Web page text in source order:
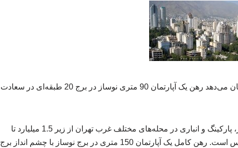
بررسی بازار مسکن غرب تهران در بهمن ماه نشان می‌دهد رهن یک آپارتمان 90 متری نوساز در برج 20 طبقه‌ای در سعادت
فرارو نوشت: آپارتمان‌ نوساز با امکانات آسانسور، پارکینگ و انباری در محله‌های مختلف غرب تهران از زیر 1.5 میلیارد تا
بالای 30 میلیارد تومان برای رهن کامل در دسترس است. رهن کامل یک آپارتمان 150 متری در برج نوساز با چشم انداز برج